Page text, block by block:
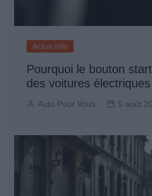
Actus Info
Pourquoi le bouton
des voitures électriques
Auto Pour Vous 5 août